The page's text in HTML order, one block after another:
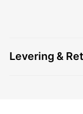
Levering &